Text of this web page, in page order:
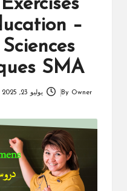
–
SMA
By Owner يوليو 23, 2025